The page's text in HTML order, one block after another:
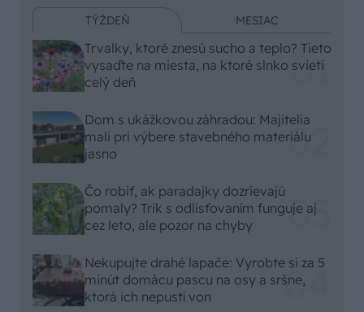
TÝŽDEŇ MESIAC
Trvalky, ktoré znesú sucho a teplo? Tieto
vysaďte na miesta, na ktoré slnko svieti
celý deň
Dom s ukážkovou záhradou: Majitelia
mali pri výbere stavebného materiálu
jasno
Čo robiť, ak paradajky dozrievajú
pomaly? Trik s odlisťovaním funguje aj
cez leto, ale pozor na chyby
Nekupujte drahé lapače: Vyrobte si za 5
minút domácu pascu na osy a sršne,
ktorá ich nepustí von